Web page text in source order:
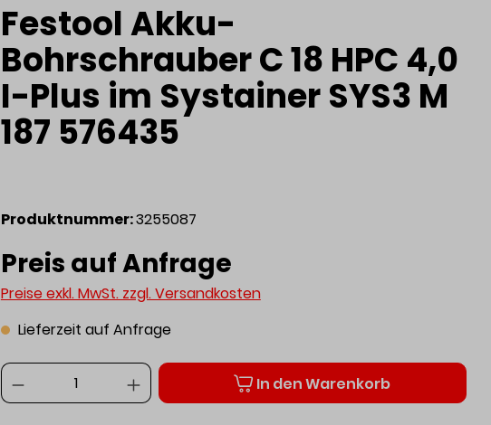
Festool Akku-
Bohrschrauber C 18 HPC 4,0
I-Plus im Systainer SYS3 M
187 576435
Produktnummer:3255087
Preis auf Anfrage
Preise exkl. MwSt. zzgl. Versandkosten
Lieferzeit auf Anfrage
Anzahl
In den Warenkorb